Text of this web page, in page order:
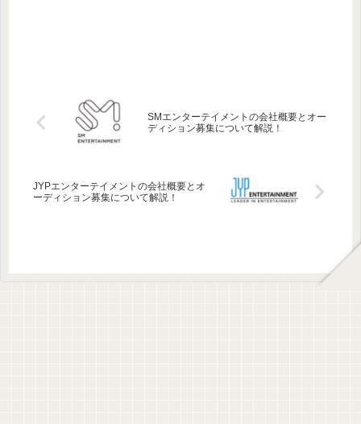
SMエンターテイメントの会社概要とオー
ディション募集について解説！
JYPエンターテイメントの会社概要とオ
ーディション募集について解説！